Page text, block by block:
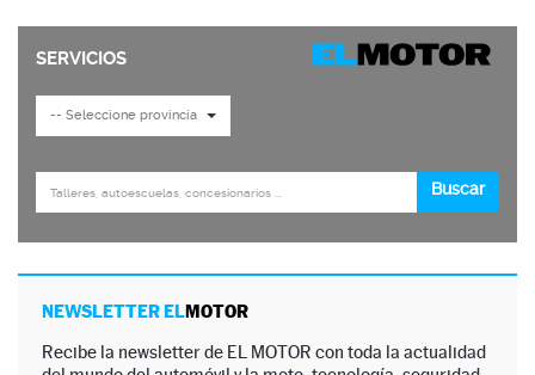
NEWSLETTER ELMOTOR
Recibe la newsletter de EL MOTOR con toda la actualidad